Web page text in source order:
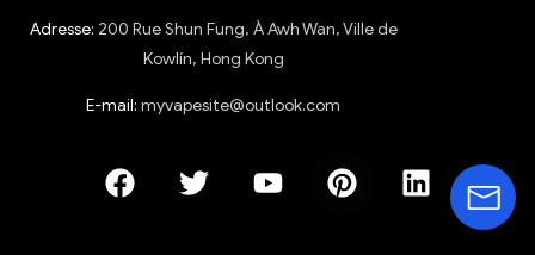
Adresse: 200 Rue Shun Fung, À Awh Wan, Ville de
Kowlín, Hong Kong
E-mail: myvapesite@outlook.com